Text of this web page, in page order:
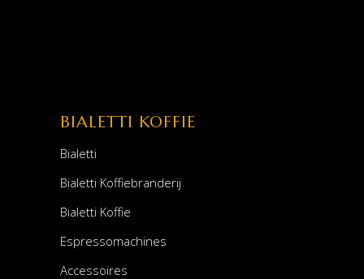
BIALETTI KOFFIE
Bialetti
Bialetti Koffiebranderij
Bialetti Koffie
Espressomachines
Accessoires